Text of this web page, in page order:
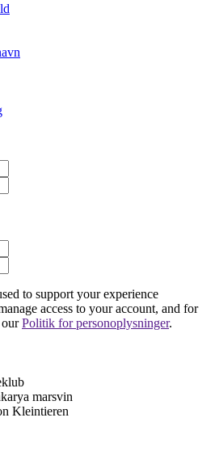
to support your experience
access to your account, and for
ourPolitik for personoplysninger.
marsvin
Kleintieren